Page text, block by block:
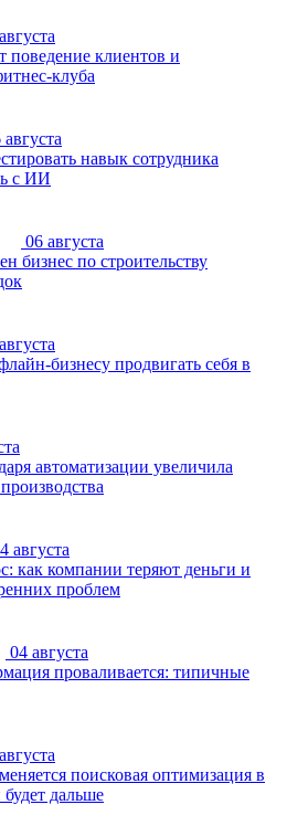
поведение клиентов и
клуба
августа
навык сотрудника
с ИИ
06 августа
бизнес по строительству
бизнесу продвигать себя в
автоматизации увеличила
августа
как компании теряют деньги и
проблем
04 августа
проваливается: типичные
поисковая оптимизация в
дальше